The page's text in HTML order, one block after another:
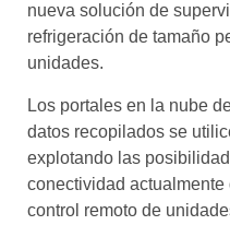
nueva solución de
refrigeración de tamaño
unidades.
Los portales en la nube
datos recopilados se
explotando las
conectividad actualmente
control remoto de